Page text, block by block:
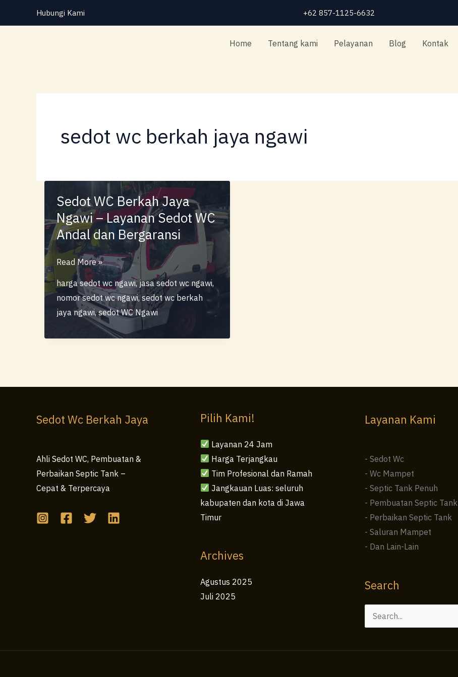
Hubungi Kami +62 857-1125-6632
Home Tentang kami Pelayanan Blog Kontak
sedot wc berkah jaya ngawi
Sedot WC Berkah Jaya
Ngawi – Layanan Sedot WC
Andal dan Bergaransi
Sedot
Berkah
Ngawi
Bergaransi
Read More »
harga sedot wc ngawi,jasa sedot wc ngawi,
nomor sedot wc ngawi,sedot wc berkah
jaya ngawi,sedot WC Ngawi
Sedot Wc Berkah Jaya
Ahli Sedot WC, Pembuatan &
Perbaikan Septic Tank –
Cepat & Terpercaya
Pilih Kami!
Layanan 24 Jam
Harga Terjangkau
Tim Profesional dan Ramah
Jangkauan Luas: seluruh
kabupaten dan kota di Jawa
Timur
Archives
Agustus 2025
Juli 2025
Layanan Kami
- Sedot Wc
- Wc Mampet
- Septic Tank Penuh
- Pembuatan Septic Tank
- Perbaikan Septic Tank
- Saluran Mampet
- Dan Lain-Lain
Search
Cari